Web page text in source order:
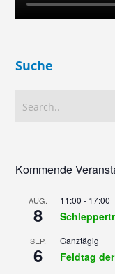
Suche
Kommende
AUG.
8
11:00 - 17:00
SEP.
6
Ganztägig
Feldtag